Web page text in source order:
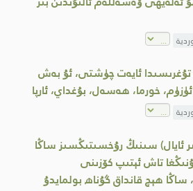
تۇغرىسىدا ئايەت چۈشتى، ئۇ بەش
خورما، ھەسەل، بۇغداي، ئارپا
ئايال) سىنىڭ رۇخسىتىڭسىز ساڭا
تاش ئېتىپ كۆزىنى
ھېچ قانداق گۇناھ بولمايدۇ